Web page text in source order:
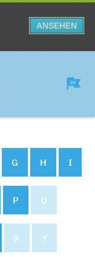
ANSEHEN
G H I
P Q
X Y